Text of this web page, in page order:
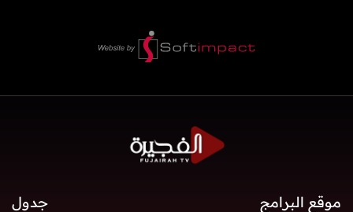
موقع البرامج
جدول